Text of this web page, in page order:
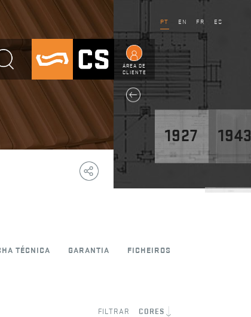
PT EN FR ES
ÁREA DE
CLIENTE
1927
Copy
Link
Facebook
WhatsApp
TÉCNICA GARANTIA FICHEIROS
FILTRAR CORES